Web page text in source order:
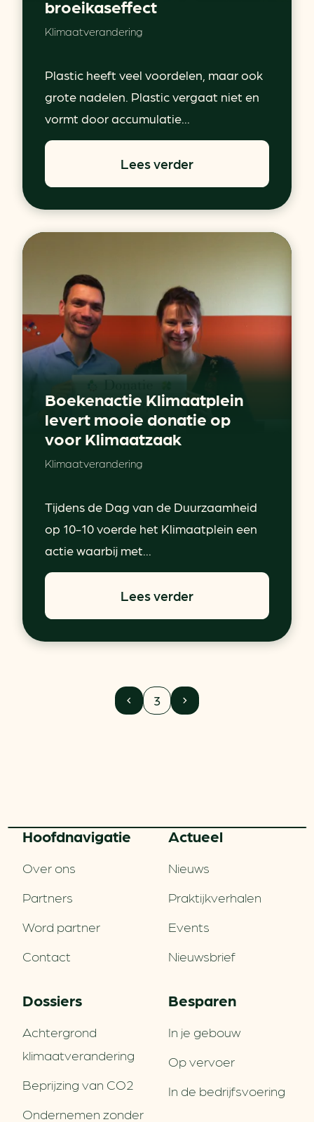
broeikaseffect
Klimaatverandering
Plastic heeft veel voordelen, maar ook
grote nadelen. Plastic vergaat niet en
vormt door accumulatie...
Lees verder
Boekenactie Klimaatplein
levert mooie donatie op
voor Klimaatzaak
Klimaatverandering
Tijdens de Dag van de Duurzaamheid
op 10-10 voerde het Klimaatplein een
actie waarbij met...
Lees verder
3
Hoofd­navigatie
Over ons
Partners
Word partner
Contact
Actueel
Nieuws
Praktijkverhalen
Events
Nieuwsbrief
Dossiers
Achtergrond
klimaatverandering
Beprijzing van CO2
Ondernemen zonder
Besparen
In je gebouw
Op vervoer
In de bedrijfsvoering